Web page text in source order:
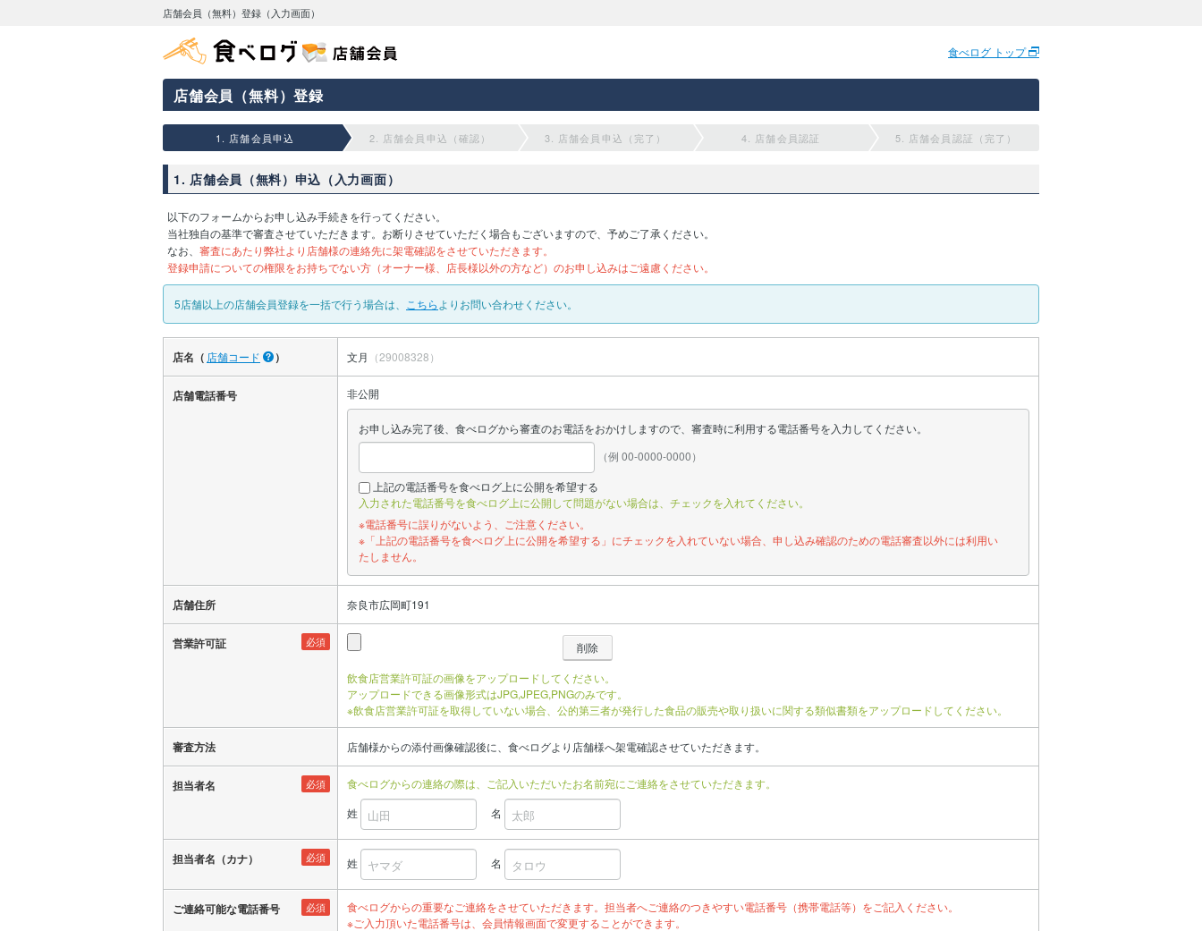
店舗会員（無料）登録（入力画面）
食べログ トップ
店舗会員（無料）登録
1. 店舗会員申込 2. 店舗会員申込（確認） 3. 店舗会員申込（完了） 4. 店舗会員認証 5. 店舗会員認証（完了）
1. 店舗会員（無料）申込（入力画面）
以下のフォームからお申し込み手続きを行ってください。
当社独自の基準で審査させていただきます。お断りさせていただく場合もございますので、予めご了承ください。
なお、 審査にあたり弊社より店舗様の連絡先に架電確認をさせていただきます。
登録申請についての権限をお持ちでない方（オーナー様、店長様以外の方など）のお申し込みはご遠慮ください。
5店舗以上の店舗会員登録を一括で行う場合は、 こちら よりお問い合わせください。
店名（ 店舗コード ） 文月 （29008328）
店舗電話番号 非公開
お申し込み完了後、食べログから審査のお電話をおかけしますので、審査時に利用する電話番号を入力してください。
（例 00-0000-0000）
上記の電話番号を食べログ上に公開を希望する
入力された電話番号を食べログ上に公開して問題がない場合は、チェックを入れてください。
※電話番号に誤りがないよう、ご注意ください。
※「上記の電話番号を食べログ上に公開を希望する」にチェックを入れていない場合、申し込み確認のための電話審査以外には利用い
たしません。
店舗住所 奈良市広岡町191
必須
営業許可証
飲食店営業許可証の画像をアップロードしてください。
アップロードできる画像形式はJPG,JPEG,PNGのみです。
※飲食店営業許可証を取得していない場合、公的第三者が発行した食品の販売や取り扱いに関する類似書類をアップロードしてください。
審査方法 店舗様からの添付画像確認後に、食べログより店舗様へ架電確認させていただきます。
必須
担当者名
食べログからの連絡の際は、ご記入いただいたお名前宛にご連絡をさせていただきます。
姓
名
必須
担当者名（カナ） 姓 名
必須
ご連絡可能な電話番号
食べログからの重要なご連絡をさせていただきます。担当者へご連絡のつきやすい電話番号（携帯電話等）をご記入ください。
※ご入力頂いた電話番号は、会員情報画面で変更することができます。